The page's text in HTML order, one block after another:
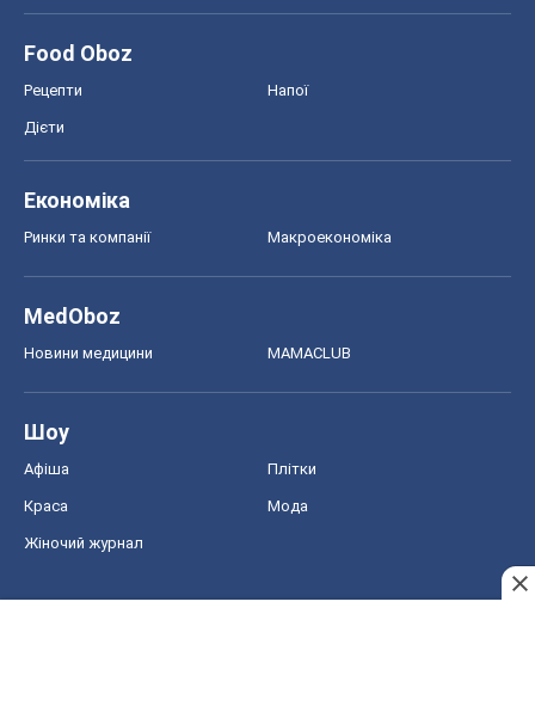
Food Oboz
Рецепти Напої
Дієти
Економіка
Ринки та компанії Макроекономіка
MedOboz
Новини медицини MAMACLUB
Шоу
Афіша Плітки
Краса Мода
Жіночий журнал